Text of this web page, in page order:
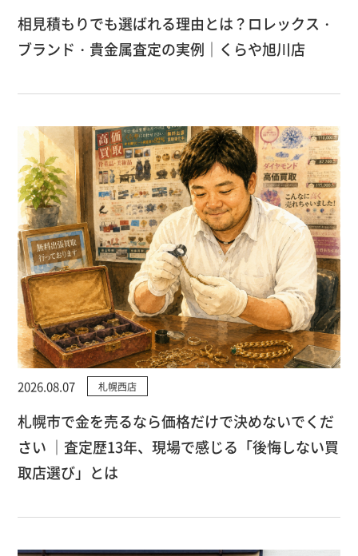
相見積もりでも選ばれる理由とは？ロレックス・
ブランド・貴金属査定の実例｜くらや旭川店
2026.08.07 札幌西店
札幌市で金を売るなら価格だけで決めないでくだ
さい ｜査定歴13年、現場で感じる「後悔しない買
取店選び」とは